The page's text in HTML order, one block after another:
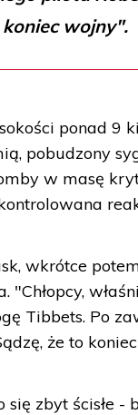
wojny".
ponad 9
pobudzony
w masę
wkrótce
"Chłopcy,
Tibbets. Po
że to
się zbyt ścisłe